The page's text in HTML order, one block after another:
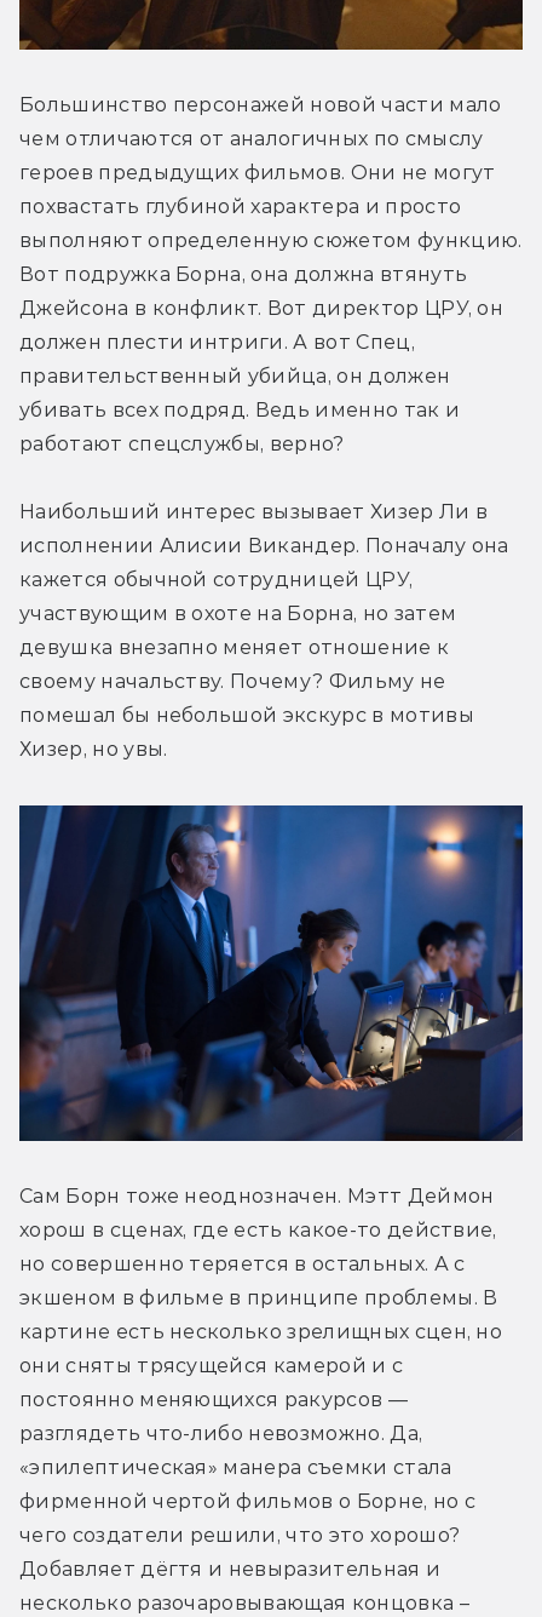
Большинство персонажей новой части мало
чем отличаются от аналогичных по смыслу
героев предыдущих фильмов. Они не могут
похвастать глубиной характера и просто
выполняют определенную сюжетом функцию.
Вот подружка Борна, она должна втянуть
Джейсона в конфликт. Вот директор ЦРУ, он
должен плести интриги. А вот Спец,
правительственный убийца, он должен
убивать всех подряд. Ведь именно так и
работают спецслужбы, верно?
Наибольший интерес вызывает Хизер Ли в
исполнении Алисии Викандер. Поначалу она
кажется обычной сотрудницей ЦРУ,
участвующим в охоте на Борна, но затем
девушка внезапно меняет отношение к
своему начальству. Почему? Фильму не
помешал бы небольшой экскурс в мотивы
Хизер, но увы.
Сам Борн тоже неоднозначен. Мэтт Деймон
хорош в сценах, где есть какое-то действие,
но совершенно теряется в остальных. А с
экшеном в фильме в принципе проблемы. В
картине есть несколько зрелищных сцен, но
они сняты трясущейся камерой и с
постоянно меняющихся ракурсов —
разглядеть что-либо невозможно. Да,
«эпилептическая» манера съемки стала
фирменной чертой фильмов о Борне, но с
чего создатели решили, что это хорошо?
Добавляет дёгтя и невыразительная и
несколько разочаровывающая концовка –